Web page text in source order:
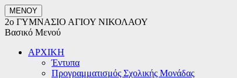
ΜΕΝΟΥ
2ο ΓΥΜΝΑΣΙΟ ΑΓΙΟΥ ΝΙΚΟΛΑΟΥ
Βασικό Μενού
ΑΡΧΙΚΗ
Έντυπα
Προγραμματισμός Σχολικής Μονάδας